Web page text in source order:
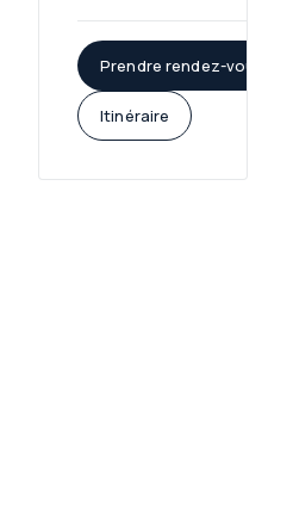
Prendre rendez-vous
Itinéraire